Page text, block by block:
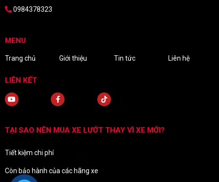
0984378323
MENU
Trang chủ Giới thiệu Tin tức Liên hệ
LIÊN KẾT
TẠI SAO NÊN MUA XE LƯỚT THAY VÌ XE MỚI?
Tiết kiệm chi phí
Còn bảo hành của các hãng xe